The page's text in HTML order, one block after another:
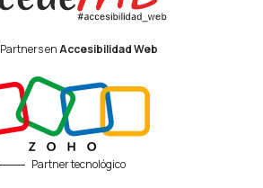
Partners enAccesibilidad Web
Partner tecnológico